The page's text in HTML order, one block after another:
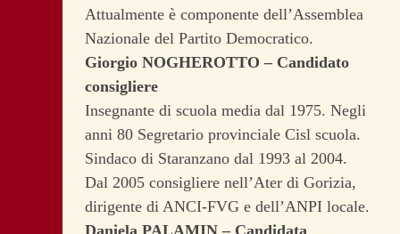
Attualmente è componente dell’Assemblea
Nazionale del Partito Democratico.
Giorgio NOGHEROTTO – Candidato
consigliere
Insegnante di scuola media dal 1975. Negli
anni 80 Segretario provinciale Cisl scuola.
Sindaco di Staranzano dal 1993 al 2004.
Dal 2005 consigliere nell’Ater di Gorizia,
dirigente di ANCI-FVG e dell’ANPI locale.
Daniela PALAMIN – Candidata